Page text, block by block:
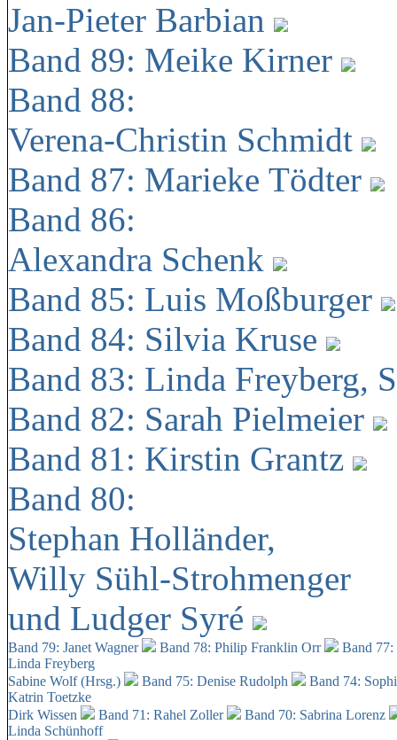
Jan-Pieter Barbian
Band 89: Meike Kirner
Band 88:
Verena-Christin Schmidt
Band 87: Marieke Tödter
Band 86:
Alexandra Schenk
Band 85: Luis Moßburger
Band 84: Silvia Kruse
Band 83: Linda Freyberg,
Band 82: Sarah Pielmeier
Band 81: Kirstin Grantz
Band 80:
Stephan Holländer,
Willy Sühl-Strohmenger
und Ludger Syré
Band 79: Janet Wagner Band 78: Philip Franklin Orr
Band
Linda Freyberg
Sabine Wolf (Hrsg.)
Band 75: Denise Rudolph
Band 74:
Katrin Toetzke
Dirk Wissen
Band 71: Rahel Zoller
Band 70: Sabrina Lorenz
Linda Schünhoff